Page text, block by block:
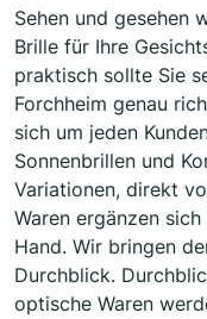
Sehen und gesehen
Brille für Ihre
praktisch sollte Sie
Forchheim genau
sich um jeden
Sonnenbrillen und
Variationen, direkt
Waren ergänzen
Hand. Wir bringen
Durchblick.
optische Waren